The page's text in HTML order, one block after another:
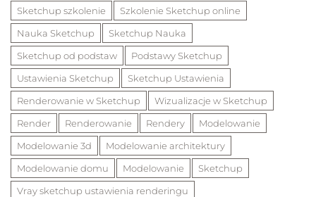
Sketchup szkolenie
Szkolenie Sketchup online
Nauka Sketchup
Sketchup Nauka
Sketchup od podstaw
Podstawy Sketchup
Ustawienia Sketchup
Sketchup Ustawienia
Renderowanie w Sketchup
Wizualizacje w Sketchup
Render
Renderowanie Rendery
Modelowanie
Modelowanie 3d
Modelowanie architektury
Modelowanie domu
Modelowanie
Sketchup
Vray sketchup ustawienia renderingu